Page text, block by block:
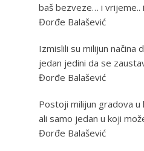
baš bezveze… i vrijeme..
Đorđe Balašević
Izmislili su milijun načina
jedan jedini da se
Đorđe Balašević
Postoji milijun gradova u
ali samo jedan u koji
Đorđe Balašević